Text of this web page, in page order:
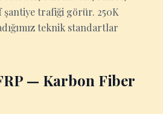
trafiği görür. 250K
teknik standartlar
— Karbon Fiber